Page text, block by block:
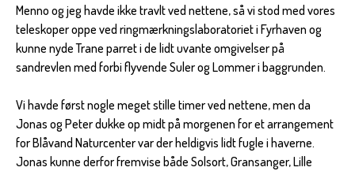
Menno og jeg havde ikke travlt ved nettene, så vi stod med vores
teleskoper oppe ved ringmærkningslaboratoriet i Fyrhaven og
kunne nyde Trane parret i de lidt uvante omgivelser på
sandrevlen med forbi flyvende Suler og Lommer i baggrunden.
Vi havde først nogle meget stille timer ved nettene, men da
Jonas og Peter dukke op midt på morgenen for et arrangement
for Blåvand Naturcenter var der heldigvis lidt fugle i haverne.
Jonas kunne derfor fremvise både Solsort, Gransanger, Lille